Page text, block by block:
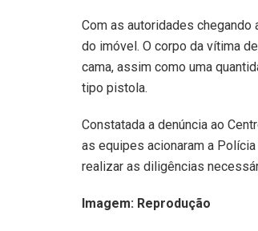
Com as autoridades chegando
do imóvel. O corpo da vítima
cama, assim como uma
tipo pistola.
Constatada a denúncia ao
as equipes acionaram a
realizar as diligências
Imagem: Reprodução